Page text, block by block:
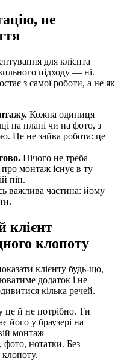
не
для клієнта
підходу — ні.
з самої роботи, а не як
Кожна одиниця
на плані чи на фото, з
Це не зайва робота: це
Нічого не треба
монтаж існує в ту
пін.
важлива частина: йому
клієнт
клопоту
клієнту будь-що,
додаток і не
кілька речей.
це й не потрібно. Ти
його у браузері на
монтаж
фото, нотатки. Без
клопоту.